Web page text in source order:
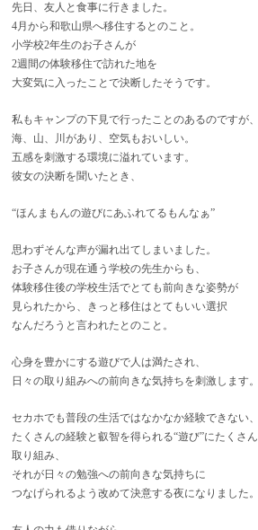
先日、友人と食事に行きました。
4月から和歌山県へ移住するとのこと。
小学校2年生のお子さんが
2週間の体験移住で訪れた地を
大変気に入ったことで決断したそうです。
私もキャンプの下見で行ったことのあるのですが、
海、山、川があり、空気もおいしい。
五感を刺激する環境に溢れています。
彼女の決断を聞いたとき、
“ほんまもんの遊びにあふれてるもんなぁ”
思わずそんな声が漏れ出てしまいました。
お子さんが現在通う学校の先生からも、
体験移住後の学校生活でとても前向きな姿勢が
見られたから、きっと移住はとてもいい選択
なんだろうと言われたとのこと。
心身を豊かにする遊びで人は満たされ、
日々の取り組みへの前向きな気持ちを刺激します。
セカホでも普段の生活ではなかなか経験できない、
たくさんの経験と叡智を得られる“遊び”にたくさん
取り組み、
それが日々の勉強への前向きな気持ちに
つなげられるよう改めて決意する夜になりました。